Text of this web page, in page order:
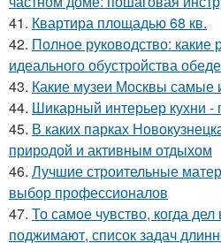
41. Квартира площадью 68 кв.
42. Полное руководство: какие
идеального обустройства
43. Какие музеи Москвы самые
44. Шикарный интерьер кухни -
45. В каких парках
природой и активным отдыхом
46. Лучшие строительные
выбор профессионалов
47. То самое чувство, когда
поджимают, список задач